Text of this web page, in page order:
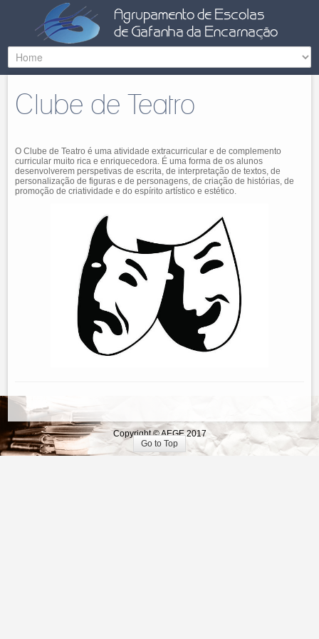
Clube de Teatro
O Clube de Teatro é uma atividade extracurricular e de complemento
curricular muito rica e enriquecedora. É uma forma de os alunos
desenvolverem perspetivas de escrita, de interpretação de textos, de
personalização de figuras e de personagens, de criação de histórias, de
promoção de criatividade e do espírito artístico e estético.
Copyright © AEGE 2017
Go to Top